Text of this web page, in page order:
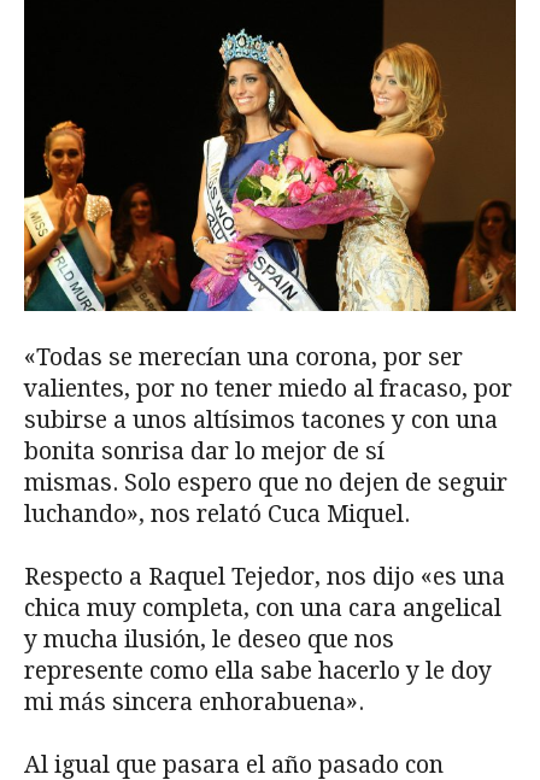
«Todas se merecían una corona, por ser
valientes, por no tener miedo al fracaso, por
subirse a unos altísimos tacones y con una
bonita sonrisa dar lo mejor de sí
mismas. Solo espero que no dejen de seguir
luchando», nos relató Cuca Miquel.
Respecto a Raquel Tejedor, nos dijo «es una
chica muy completa, con una cara angelical
y mucha ilusión, le deseo que nos
represente como ella sabe hacerlo y le doy
mi más sincera enhorabuena».
Al igual que pasara el año pasado con